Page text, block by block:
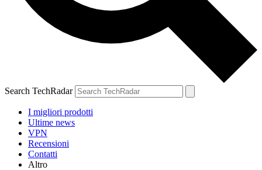
Search TechRadar
I migliori prodotti
Ultime news
VPN
Recensioni
Contatti
Altro